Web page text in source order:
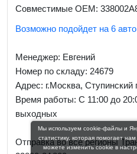
Совместимые OEM:
Возможно подойдет на 6 авто
Менеджер: Евгений
Номер по складу: 24679
Адрес: г.Москва, Ступинский
Время работы: С 11:00 до
выходных
Отправка во все регионы
Мы используем cookie-файлы и
статистику, которая помогает
можете изменить cookie в